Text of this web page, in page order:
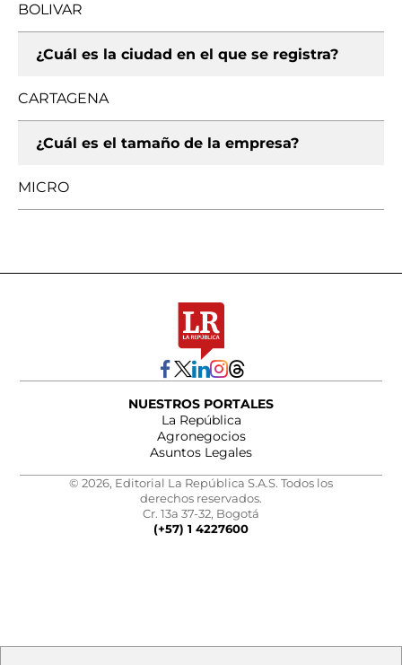
BOLIVAR
¿Cuál es la ciudad en el que se registra?
CARTAGENA
¿Cuál es el tamaño de la empresa?
MICRO
NUESTROS PORTALES
La República
Agronegocios
Asuntos Legales
© 2026, Editorial La República S.A.S. Todos los
derechos reservados.
Cr. 13a 37-32, Bogotá
(+57) 1 4227600